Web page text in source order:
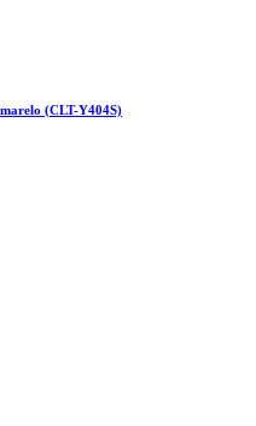
(CLT-Y404S)